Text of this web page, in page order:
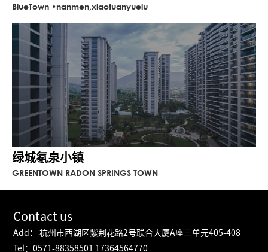
BlueTown •nanmen,xiaotuanyuelu
绿城氡泉小镇
GREENTOWN RADON SPRINGS TOWN
Contact us
Add： 杭州市西湖区紫荆花路2号联合大厦A座三单元405-408
Tel：0571-88358501 17364564770